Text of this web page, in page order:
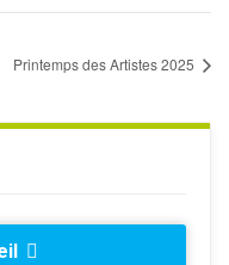
Printemps des Artistes 2025